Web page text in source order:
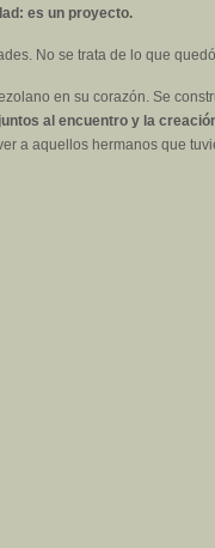
es un proyecto.
No se trata de lo que
en su corazón. Se
al encuentro y la
a aquellos hermanos que